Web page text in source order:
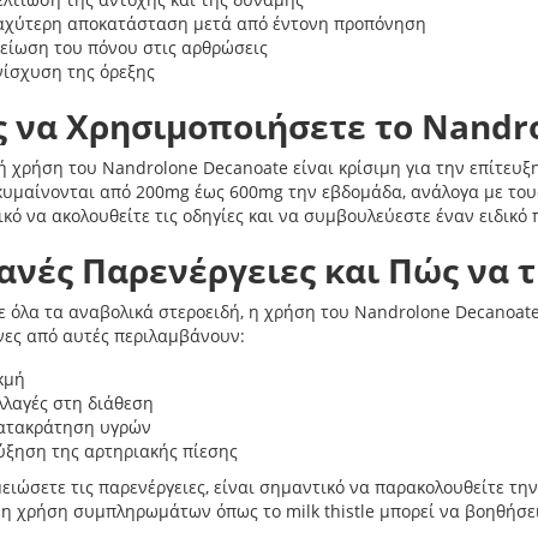
αποκατάσταση μετά από έντονη προπόνηση
του πόνου στις αρθρώσεις
της όρεξης
Χρησιμοποιήσετε το
του Nandrolone Decanoate είναι κρίσιμη για την
από 200mg έως 600mg την εβδομάδα, ανάλογα με
να ακολουθείτε τις οδηγίες και να συμβουλεύεστε έναν
Παρενέργειες και Πώς να
τα αναβολικά στεροειδή, η χρήση του Nandrolone
από αυτές περιλαμβάνουν:
στη διάθεση
υγρών
της αρτηριακής πίεσης
τις παρενέργειες, είναι σημαντικό να παρακολουθείτε
η χρήση συμπληρωμάτων όπως το milk thistle μπορεί να